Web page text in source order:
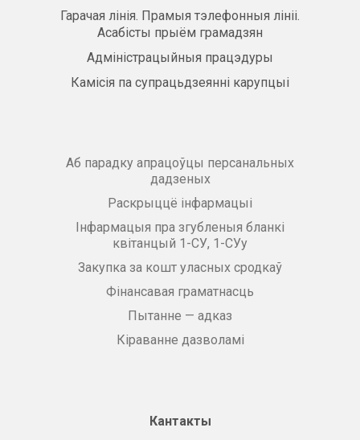
Гарачая лінія. Прамыя тэлефонныя лініі.
Асабісты прыём грамадзян
Адміністрацыйныя працэдуры
Камісія па супрацьдзеянні карупцыі
Аб парадку апрацоўцы персанальных
дадзеных
Раскрыццё інфармацыі
Інфармацыя пра згубленыя бланкі
квітанцый 1-СУ, 1-СУу
Закупка за кошт уласных сродкаў
Фінансавая граматнасць
Пытанне — адказ
Кіраванне дазволамі
Кантакты